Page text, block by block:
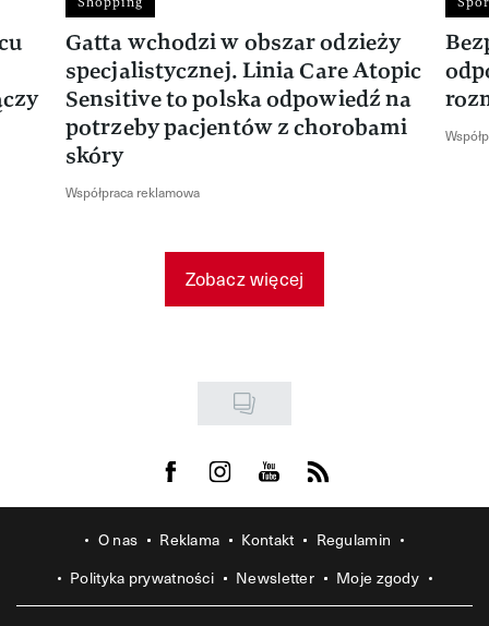
Gatta wchodzi w obszar odzieży
specjalistycznej. Linia Care Atopic
Sensitive to polska odpowiedź na
potrzeby pacjentów z chorobami
skóry
Współpraca reklamowa
Zobacz więcej
Visit us on Facebook
Visit us on Instagram
Visit us on Youtube
Visit us on Rss
O nas Reklama Kontakt
Regulamin
Polityka prywatności
Newsletter Moje zgody